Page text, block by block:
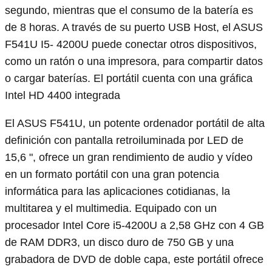
segundo, mientras que el consumo de la batería es
de 8 horas. A través de su puerto USB Host, el ASUS
F541U I5- 4200U puede conectar otros dispositivos,
como un ratón o una impresora, para compartir datos
o cargar baterías. El portátil cuenta con una gráfica
Intel HD 4400 integrada
El ASUS F541U, un potente ordenador portátil de alta
definición con pantalla retroiluminada por LED de
15,6 ", ofrece un gran rendimiento de audio y vídeo
en un formato portátil con una gran potencia
informática para las aplicaciones cotidianas, la
multitarea y el multimedia. Equipado con un
procesador Intel Core i5-4200U a 2,58 GHz con 4 GB
de RAM DDR3, un disco duro de 750 GB y una
grabadora de DVD de doble capa, este portátil ofrece